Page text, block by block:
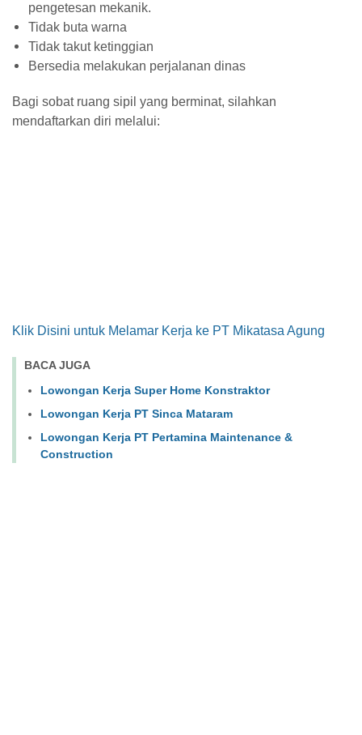
pengetesan mekanik.
Tidak buta warna
Tidak takut ketinggian
Bersedia melakukan perjalanan dinas
Bagi sobat ruang sipil yang berminat, silahkan
mendaftarkan diri melalui:
Klik Disini untuk Melamar Kerja ke PT Mikatasa Agung
BACA JUGA
Lowongan Kerja Super Home Konstraktor
Lowongan Kerja PT Sinca Mataram
Lowongan Kerja PT Pertamina Maintenance &
Construction